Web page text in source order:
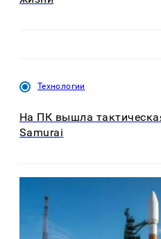
Технологии
На ПК вышла
Samurai